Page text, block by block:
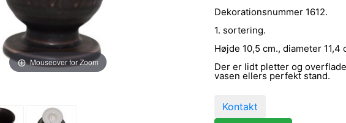
Mouseover for Zoom
Dekorationsnummer 1612.
1. sortering.
Højde 10,5 cm., diameter 11,4
Der er lidt pletter og
vasen ellers perfekt stand.
Kontakt